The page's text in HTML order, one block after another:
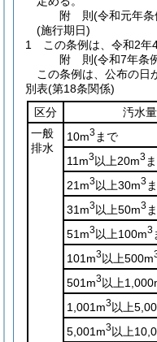
附 則(令和元年条
(施行期日)
1
この条例は、令和2年
附 則(令和7年条
この条例は、公布の日
別表(第18条関係)
区分
汚水量
一般
排水
10m3 まで
11m3以上20m3
21m3以上30m3
31m3以上50m3
51m3以上100m3
101m3以上500m
501m3以上
1,001m3以上
5,001m3以上